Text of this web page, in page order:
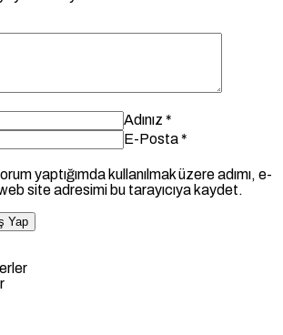
Adınız *
E-Posta*
yaptığımda kullanılmak üzere adımı, e-
site adresimi bu tarayıcıya kaydet.
Yap